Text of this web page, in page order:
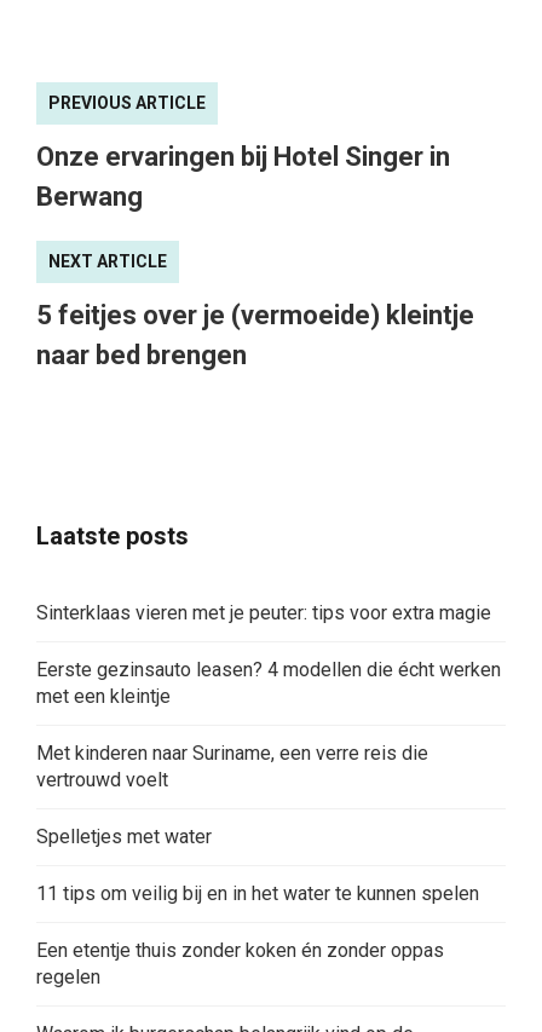
PREVIOUS ARTICLE
Onze ervaringen bij Hotel Singer in
Berwang
NEXT ARTICLE
5 feitjes over je (vermoeide) kleintje
naar bed brengen
Laatste posts
Sinterklaas vieren met je peuter: tips voor extra magie
Eerste gezinsauto leasen? 4 modellen die écht werken
met een kleintje
Met kinderen naar Suriname, een verre reis die
vertrouwd voelt
Spelletjes met water
11 tips om veilig bij en in het water te kunnen spelen
Een etentje thuis zonder koken én zonder oppas
regelen